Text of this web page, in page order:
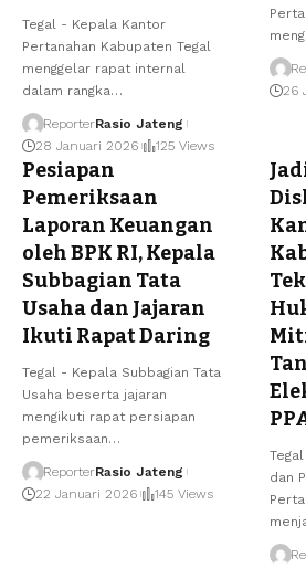
Tegal - Kepala Kantor
Pertanahan Kabupaten Tegal
menggelar rapat internal
dalam rangka…
ReporterRasio Jateng
28 Januari 2026
125 Views
26
Pesiapan
Pemeriksaan
Laporan Keuangan
oleh BPK RI, Kepala
Subbagian Tata
Usaha dan Jajaran
Ikuti Rapat Daring
Tegal - Kepala Subbagian Tata
Usaha beserta jajaran
mengikuti rapat persiapan
pemeriksaan…
ReporterRasio Jateng
22 Januari 2026
145 Views
dan